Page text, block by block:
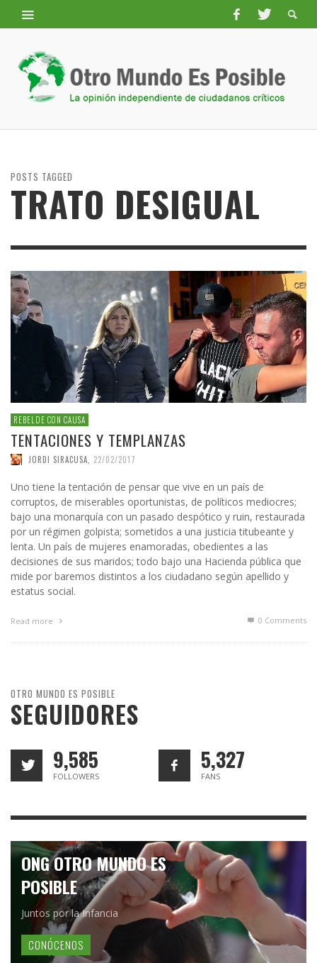
POSTS TAGGED
TRATO DESIGUAL
REBELDE CON CAUSA
TENTACIONES Y TEMPLANZAS
JORDI SIRACUSA 22/02/2017
Uno tiene la tentación de pensar que vive en un país de
corruptos, de miserables oportunistas, de políticos mediocres;
bajo una monarquía con un pasado despótico y ruin, restaurada
por un régimen golpista; sometidos a una justicia titubeante y
lenta. Un país de mujeres enamoradas, obedientes a las
decisiones de sus maridos; todo bajo una Hacienda pública que
mide por baremos distintos a los ciudadano según apellido y
estatus social.
Read more 0 Comments
OTRO MUNDO ES POSIBLE
SEGUIDORES
9,585
FOLLOWERS
5,327
FANS
ONG OTRO MUNDO ES
POSIBLE
Juntos por la Infancia
CONÓCENOS